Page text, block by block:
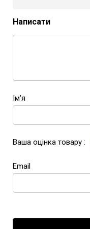
Написати
Ім'я
Ваша оцінка товару :
Email